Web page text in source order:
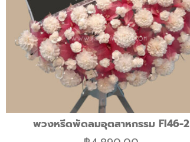
พวงหรีดพัดลมอุตสาหกรรม FI46-2